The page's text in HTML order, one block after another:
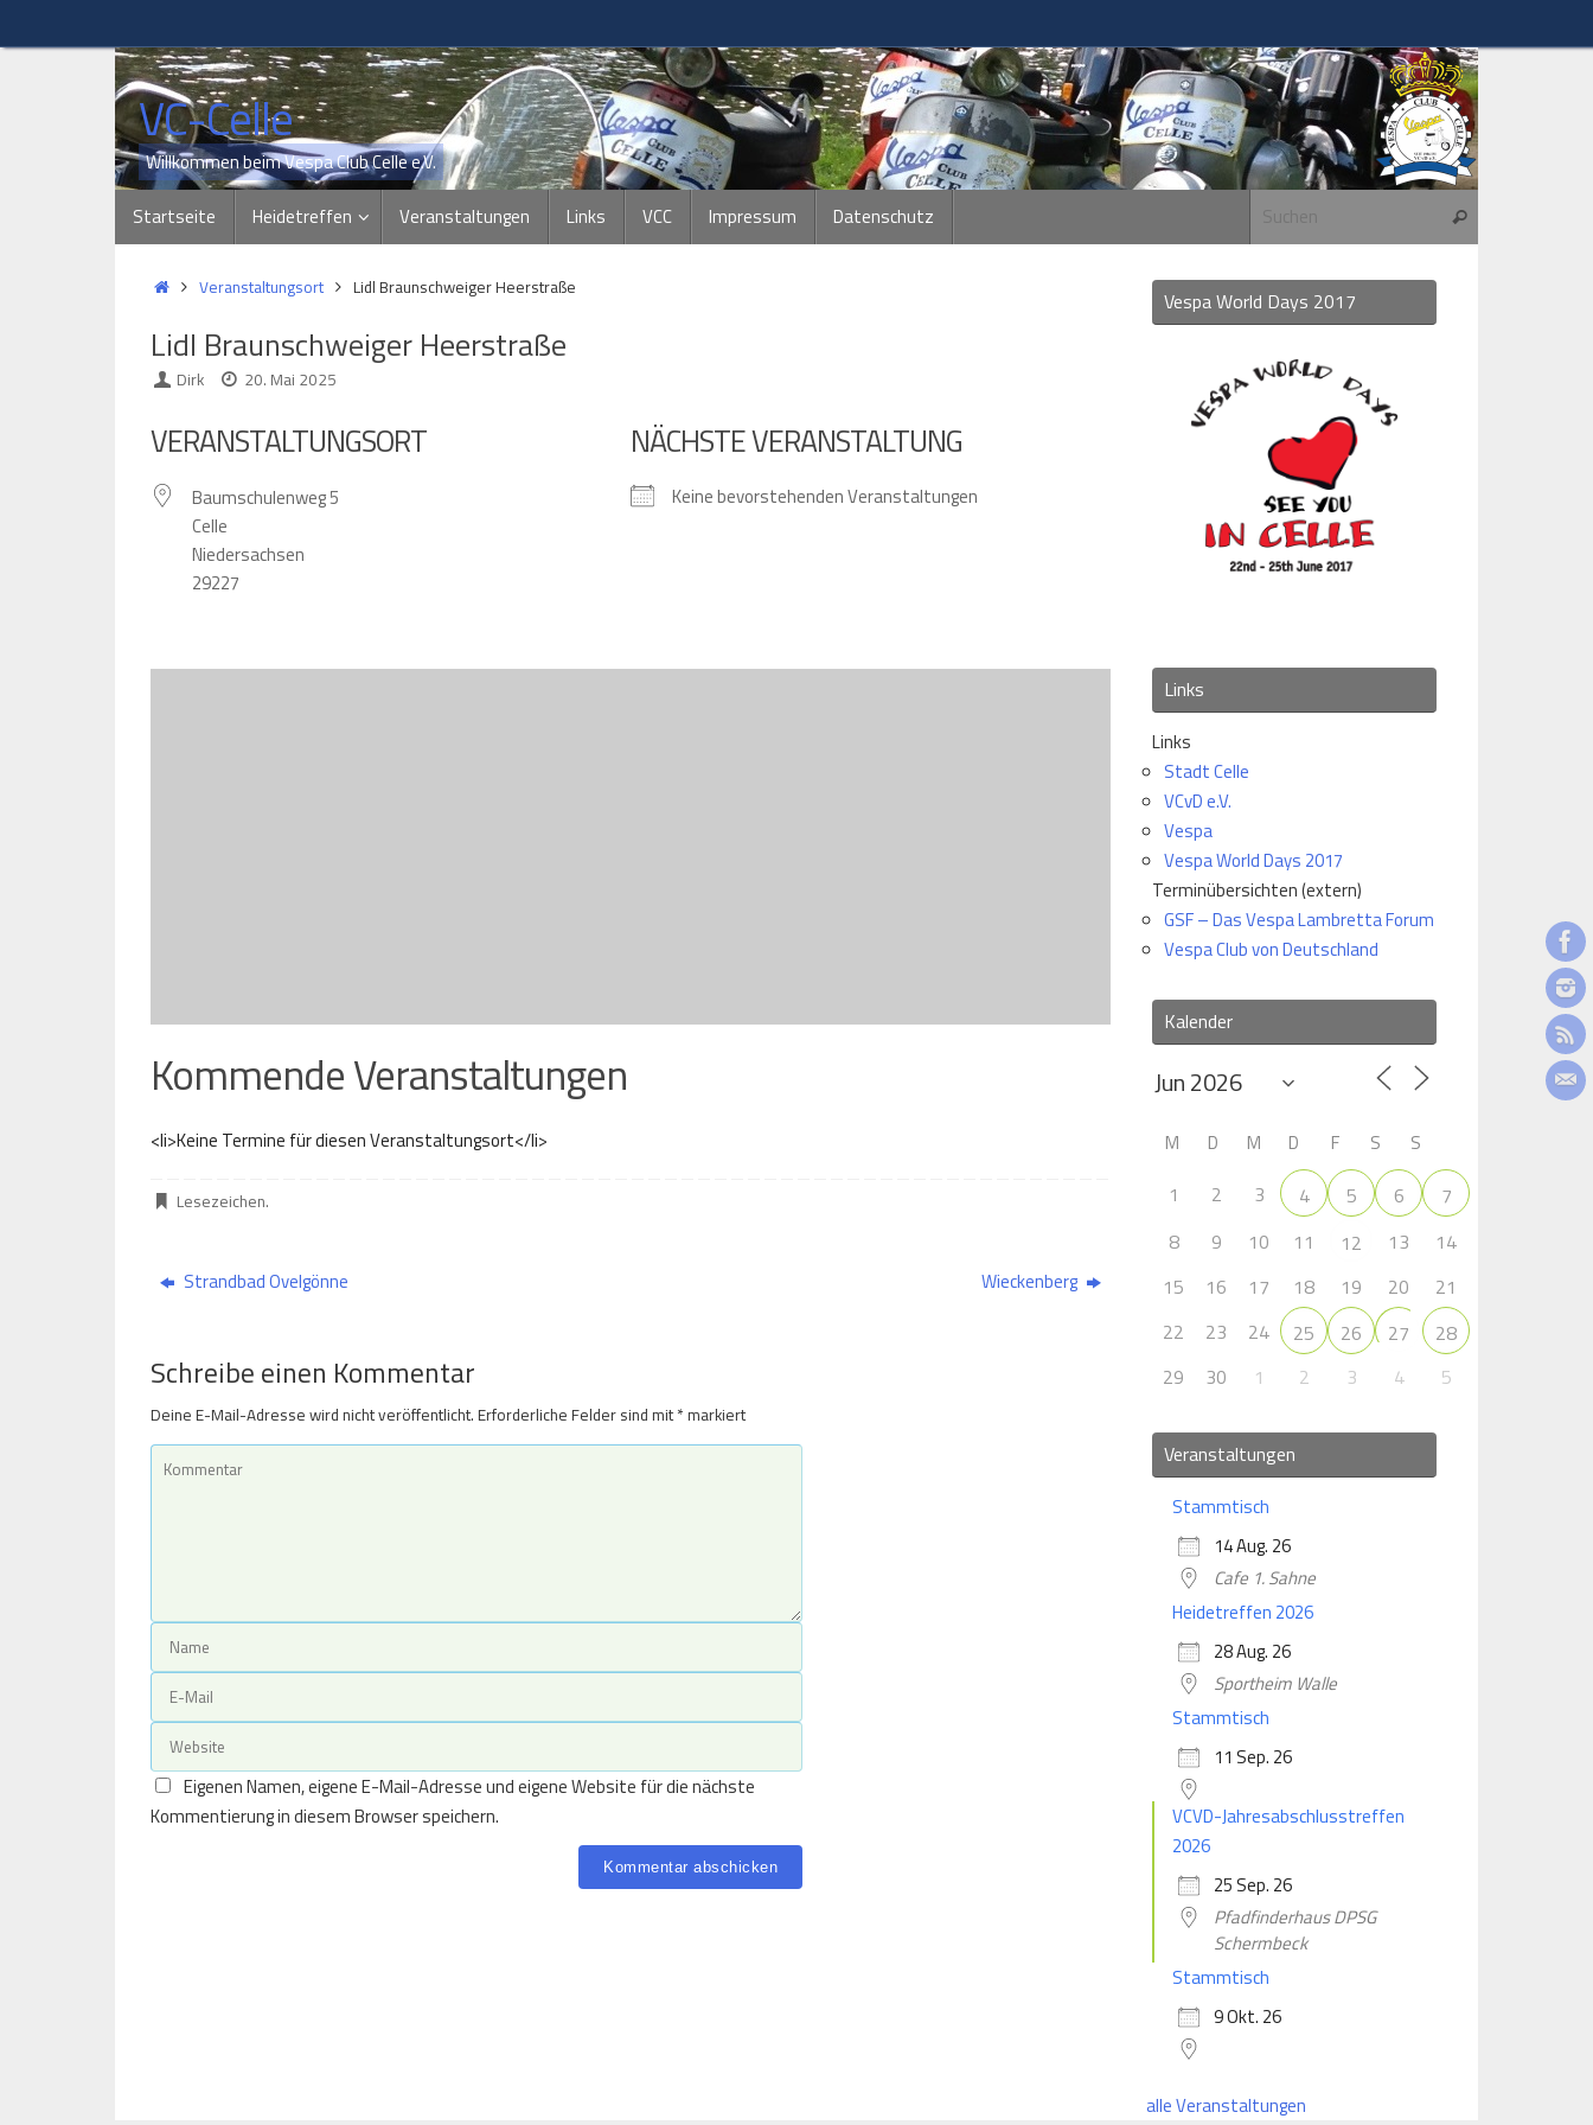
Inhalt
VC-Celle
Willkommen beim Vespa Club Celle e.V.
Inhalt
springen
Startseite Heidetreffen Veranstaltungen Links VCC Impressum Datenschutz Suchen
StartVeranstaltungsort Lidl Braunschweiger Heerstraße
Lidl Braunschweiger Heerstraße
Dirk 20. Mai 2025
VERANSTALTUNGSORT
Baumschulenweg 5
Celle
Niedersachsen
29227
NÄCHSTE VERANSTALTUNG
Keine bevorstehenden Veranstaltungen
Kommende Veranstaltungen
<li>Keine Termine für diesen Veranstaltungsort</li>
Lesezeichen.
Strandbad Ovelgönne Wieckenberg
Schreibe einen Kommentar
Deine E-Mail-Adresse wird nicht veröffentlicht. Erforderliche Felder sind mit* markiert
Eigenen Namen, eigene E-Mail-Adresse und eigene Website für die nächste
Kommentierung in diesem Browser speichern.
Vespa World Days 2017
Links
Links
Stadt Celle
VCvD e.V.
Vespa
Vespa World Days 2017
Terminübersichten (extern)
GSF – Das Vespa Lambretta Forum
Vespa Club von Deutschland
Kalender
M D M D F S S
1 2 3 4 5 6
7
8
9 10 11 12 13
14
15
16 17 18 19 20
21
22
23 24 25 26 27
28
29
30 1 2 3 4 5
Veranstaltungen
Stammtisch
14 Aug. 26
Cafe 1. Sahne
Heidetreffen 2026
28 Aug. 26
Sportheim Walle
Stammtisch
11 Sep. 26
VCVD-Jahresabschlusstreffen
2026
25 Sep. 26
Pfadfinderhaus DPSG
Schermbeck
Stammtisch
9 Okt. 26
alle Veranstaltungen